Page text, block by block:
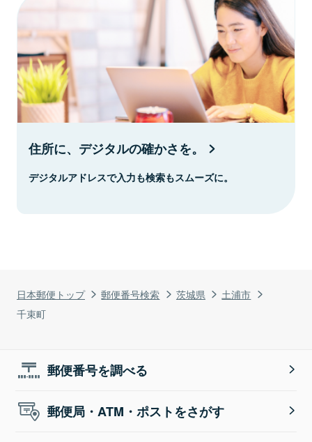
日本郵便トップ 郵便番号検索 茨城県
土浦市
千束町
住所に、デジタルの確かさを。
デジタルアドレスで入力も検索もスムーズに。
郵便番号を調べる
郵便局・ATM・ポストをさがす